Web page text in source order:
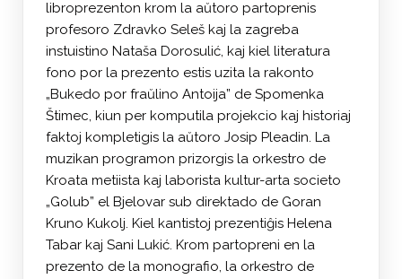
libroprezenton krom la aŭtoro partoprenis
profesoro Zdravko Seleš kaj la zagreba
instuistino Nataša Dorosulić, kaj kiel literatura
fono por la prezento estis uzita la rakonto
„Bukedo por fraŭlino Antoija” de Spomenka
Štimec, kiun per komputila projekcio kaj historiaj
faktoj kompletigis la aŭtoro Josip Pleadin. La
muzikan programon prizorgis la orkestro de
Kroata metiista kaj laborista kultur-arta societo
„Golub” el Bjelovar sub direktado de Goran
Kruno Kukolj. Kiel kantistoj prezentiĝis Helena
Tabar kaj Sani Lukić. Krom partopreni en la
prezento de la monografio, la orkestro de